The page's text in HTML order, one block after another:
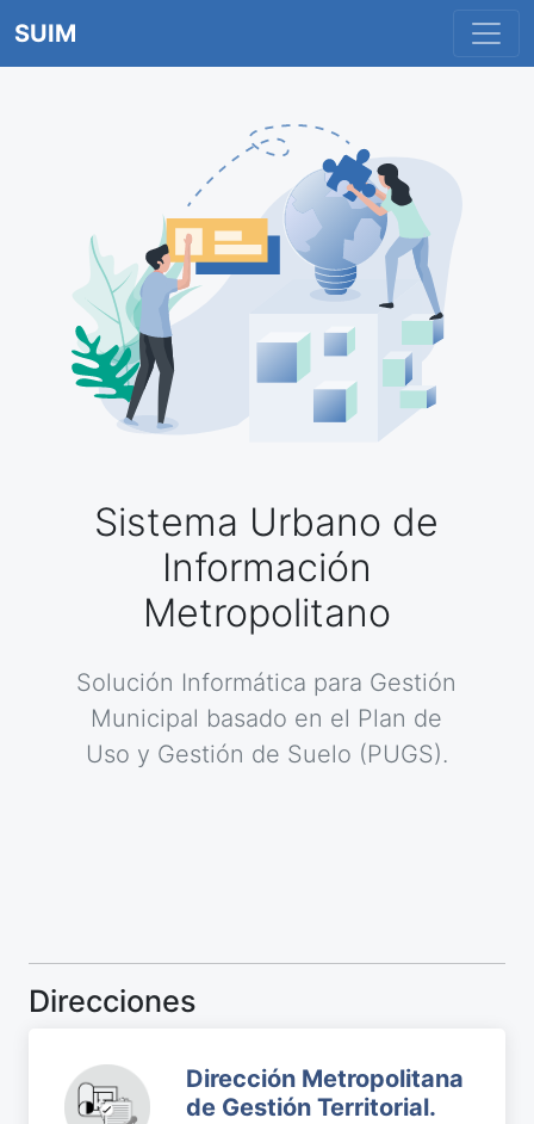
SUIM
Sistema Urbano de
Información
Metropolitano
Solución Informática para Gestión
Municipal basado en el Plan de
Uso y Gestión de Suelo (PUGS).
Direcciones
Dirección Metropolitana
de Gestión Territorial.